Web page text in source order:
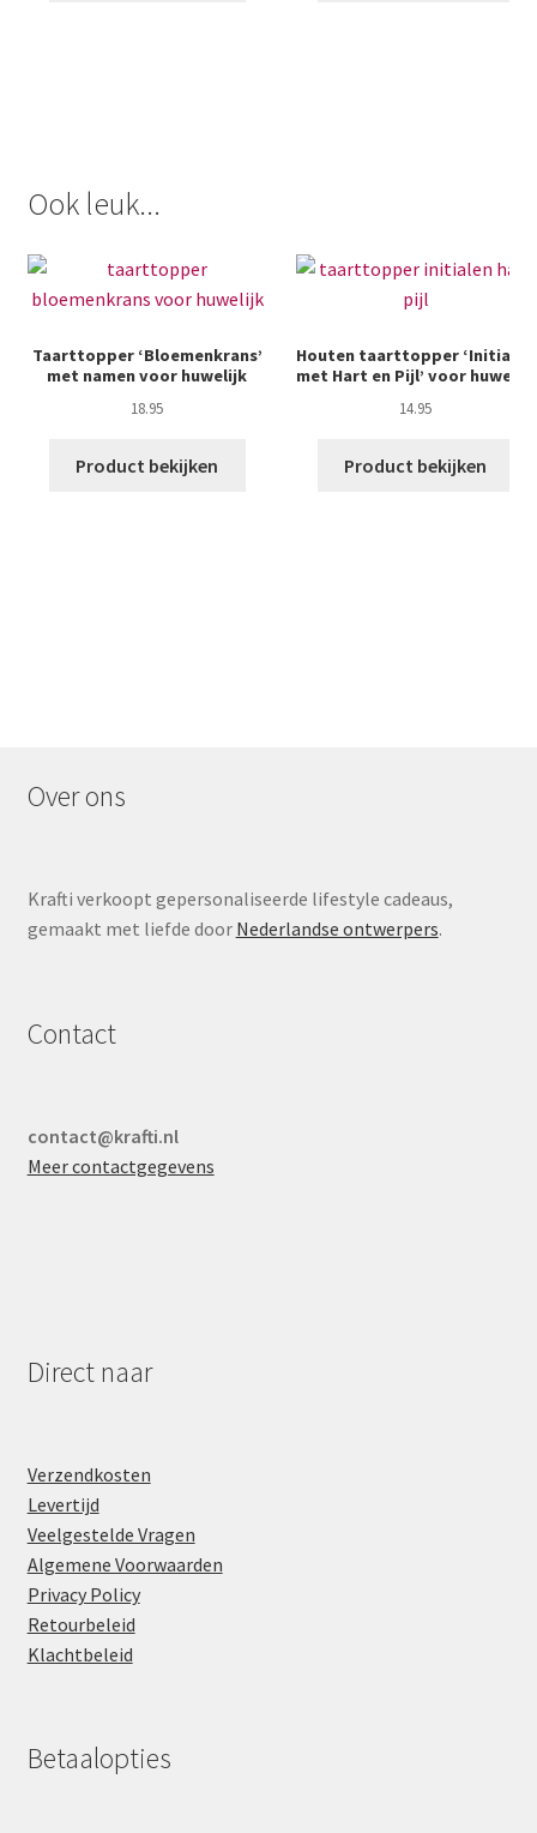
Ook leuk...
Taarttopper ‘Bloemenkrans’
met namen voor huwelijk
18.95
Product bekijken
Houten taarttopper ‘Initialen
met Hart en Pijl’ voor huwelijk
14.95
Product bekijken
Over ons
Krafti verkoopt gepersonaliseerde lifestyle cadeaus,
gemaakt met liefde door Nederlandse ontwerpers.
Contact
contact@krafti.nl
Meer contactgegevens
Direct naar
Verzendkosten
Levertijd
Veelgestelde Vragen
Algemene Voorwaarden
Privacy Policy
Retourbeleid
Klachtbeleid
Betaalopties